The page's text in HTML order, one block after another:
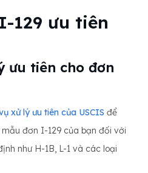
129 ưu tiên
ưu tiên cho đơn
xử lý ưu tiên của USCIS để
đơn I-129 của bạn đối với
như H-1B, L-1 và các loại